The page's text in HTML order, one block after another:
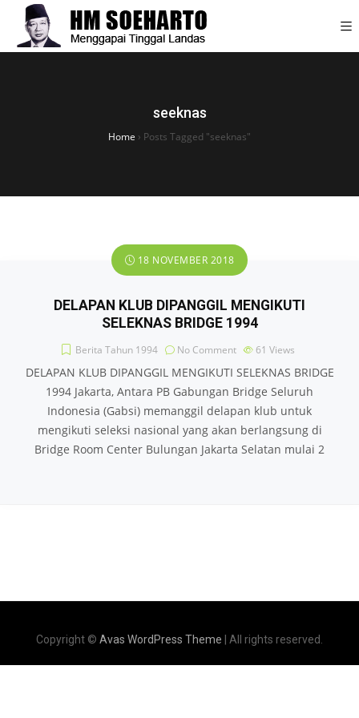
seeknas
Home › Posts Tagged "seeknas"
18 NOVEMBER 2018
DELAPAN KLUB DIPANGGIL MENGIKUTI
SELEKNAS BRIDGE 1994
Berita Tahun 1994 No Comment 61 Views
DELAPAN KLUB DIPANGGIL MENGIKUTI SELEKNAS BRIDGE
1994 Jakarta, Antara PB Gabungan Bridge Seluruh
Indonesia (Gabsi) memanggil delapan klub untuk
mengikuti seleksi nasional yang akan berlangsung di
Bridge Room Center Bulungan Jakarta Selatan mulai 2
Copyright © Avas WordPress Theme | All rights reserved.